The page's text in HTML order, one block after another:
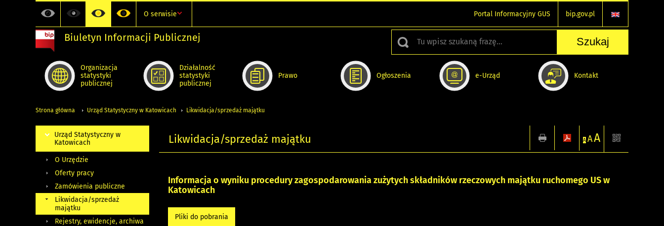
Portal Informacyjny GUS bip.gov.pl
O serwisie
Biuletyn Informacji Publicznej
Organizacja
statystyki
publicznej
Działalność
statystyki
publicznej
Prawo Ogłoszenia e-Urząd Kontakt
Strona główna Urząd Statystyczny w Katowicach Likwidacja/sprzedaż majątku
Likwidacja/sprzedaż majątku A AA
Informacja o wyniku procedury zagospodarowania zużytych składników rzeczowych majątku ruchomego US w
Katowicach
Pliki do pobrania
Urząd Statystyczny w
Katowicach
O Urzędzie
Oferty pracy
Zamówienia publiczne
Likwidacja/sprzedaż
majątku
Rejestry, ewidencje, archiwa